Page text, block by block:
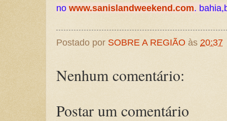
no www.sanislandweekend.com.
Postado por SOBRE A REGIÃO às 20:37
Nenhum comentário:
Postar um comentário